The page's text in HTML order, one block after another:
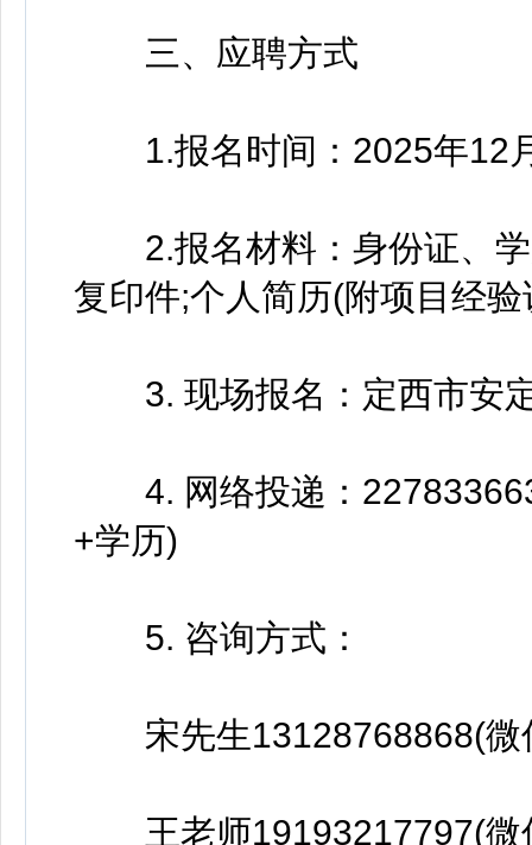
三、应聘方式
1.报名时间：2025年12
2.报名材料：身份证、学
复印件;个人简历(附项目经验
3. 现场报名：定西市安定
4. 网络投递：
+学历)
5. 咨询方式：
宋先生13128768868(微
王老师19193217797(微